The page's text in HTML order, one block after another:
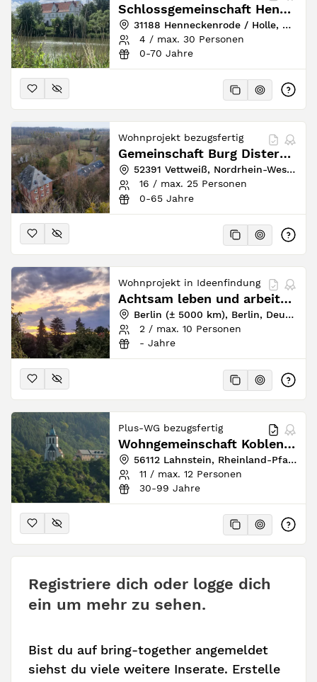
Schlossgemeinschaft Henneckenrode e.G. i.G. | GEWISS e.V.
31188 Henneckenrode / Holle, Niedersachsen, Deutschland
4 / max. 30 Personen
0-70 Jahre
Wohnprojekt bezugsfertig
Gemeinschaft Burg Disternich eG
52391 Vettweiß, Nordrhein-Westfalen, Deutschland
16 / max. 25 Personen
0-65 Jahre
Wohnprojekt in Ideenfindung
Achtsam leben und arbeiten im Berliner Umland & auch vielleicht weiter......
Berlin (± 5000 km), Berlin, Deutschland
2 / max. 10 Personen
- Jahre
Plus-WG bezugsfertig
Wohngemeinschaft Koblenz Haus Felsenwind / eh. Kloster Allerheiligenberg
56112 Lahnstein, Rheinland-Pfalz, Deutschland
11 / max. 12 Personen
30-99 Jahre
Registriere dich oder logge dich
ein um mehr zu sehen.
Bist du auf bring-together angemeldet
siehst du viele weitere Inserate. Erstelle